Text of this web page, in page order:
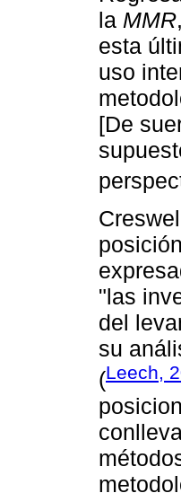
la MMR
esta
uso
[De
"las
del
su
(Leech,